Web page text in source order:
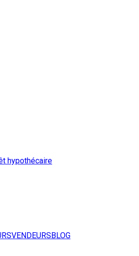
hypothécaire
VENDEURSBLOG